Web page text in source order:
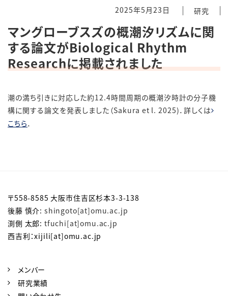
2025年5月23日 研究
マングローブスズの概潮汐リズムに関
する論文がBiological Rhythm
Researchに掲載されました
潮の満ち引きに対応した約12.4時間周期の概潮汐時計の分子機
構に関する論文を発表しました（Sakura et l. 2025)．詳しくは
こちら．
〒558-8585 大阪市住吉区杉本3-3-138
後藤 慎介: shingoto[at]omu.ac.jp
渕側 太郎: tfuchi[at]omu.ac.jp
西吉利：xijili[at]omu.ac.jp
メンバー
研究業績